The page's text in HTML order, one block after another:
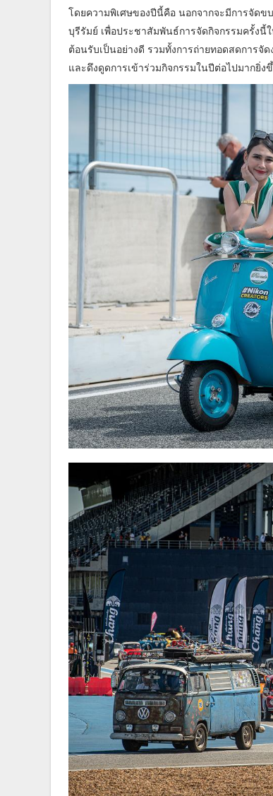
โดยความพิเศษของปีนี้คือ นอกจากจะมีการจัดข
บุรีรัมย์ เพื่อประชาสัมพันธ์การจัดกิจกรรมครั้งนี้
ต้อนรับเป็นอย่างดี รวมทั้งการถ่ายทอดสดการ
และดึงดูดการเข้าร่วมกิจกรรมในปีต่อไปมากยิ่ง